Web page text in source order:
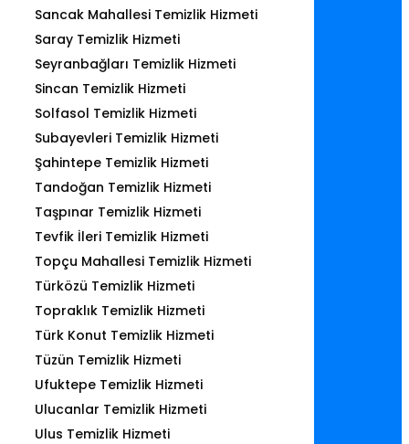
Sancak Mahallesi Temizlik Hizmeti
Saray Temizlik Hizmeti
Seyranbağları Temizlik Hizmeti
Sincan Temizlik Hizmeti
Solfasol Temizlik Hizmeti
Subayevleri Temizlik Hizmeti
Şahintepe Temizlik Hizmeti
Tandoğan Temizlik Hizmeti
Taşpınar Temizlik Hizmeti
Tevfik İleri Temizlik Hizmeti
Topçu Mahallesi Temizlik Hizmeti
Türközü Temizlik Hizmeti
Topraklık Temizlik Hizmeti
Türk Konut Temizlik Hizmeti
Tüzün Temizlik Hizmeti
Ufuktepe Temizlik Hizmeti
Ulucanlar Temizlik Hizmeti
Ulus Temizlik Hizmeti